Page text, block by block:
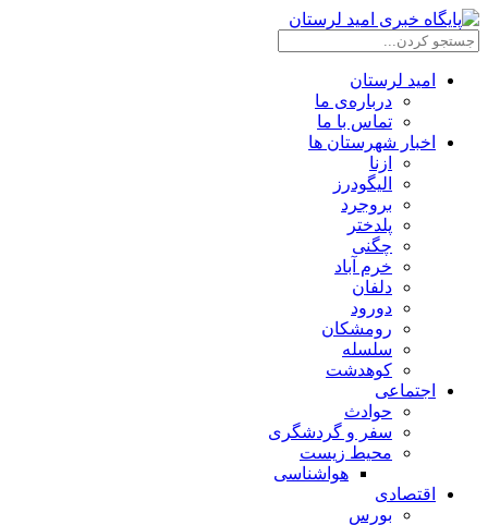
امید لرستان
درباره‌ی ما
تماس با ما
اخبار شهرستان ها
ازنا
الیگودرز
بروجرد
پلدختر
چگنی
خرم آباد
دلفان
دورود
رومشکان
سلسله
کوهدشت
اجتماعی
حوادث
سفر و گردشگری
محیط زیست
هواشناسی
اقتصادی
بورس